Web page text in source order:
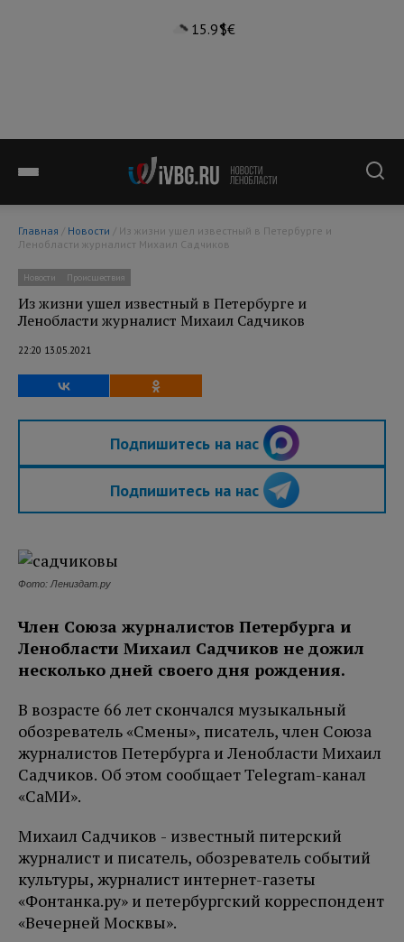
15.9°$€
Главная / Новости
Ленобласти журналист Михаил Садчиков
Новости Происшествия
Из жизни ушел известный в Петербурге и
Ленобласти журналист Михаил Садчиков
22:20 13.05.2021
Подпишитесь на нас
Подпишитесь на нас
Фото: Лениздат.ру
Член Союза журналистов Петербурга и
Ленобласти Михаил Садчиков не дожил
несколько дней своего дня рождения.
В возрасте 66 лет скончался музыкальный
обозреватель «Смены», писатель, член Союза
журналистов Петербурга и Ленобласти Михаил
Садчиков. Об этом сообщает Telegram-канал
«СаМИ».
Михаил Садчиков - известный питерский
журналист и писатель, обозреватель событий
культуры, журналист интернет-газеты
«Фонтанка.ру» и петербургский корреспондент
«Вечерней Москвы».